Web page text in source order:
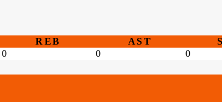
REB AST
0 0 0